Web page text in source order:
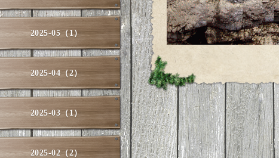
2025-05（1）
2025-04（2）
2025-03（1）
2025-02（2）